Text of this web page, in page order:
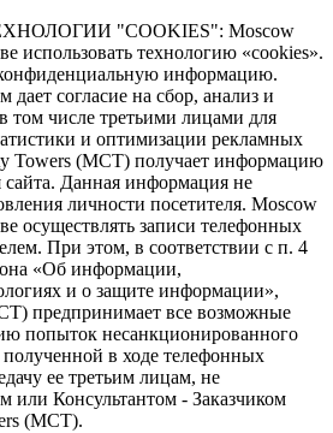
"COOKIES": Moscow
использовать технологию «cookies».
информацию.
дает согласие на сбор, анализ и
том числе третьими лицами для
и оптимизации рекламных
Towers (МСТ) получает информацию
сайта. Данная информация не
личности посетителя. Moscow
осуществлять записи телефонных
При этом, в соответствии с п. 4
«Об информации,
и о защите информации»,
предпринимает все возможные
попыток несанкционированного
в ходе телефонных
ее третьим лицам, не
или Консультантом - Заказчиком
(МСТ).